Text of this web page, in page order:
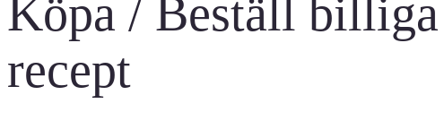
Köpa / Beställ
recept